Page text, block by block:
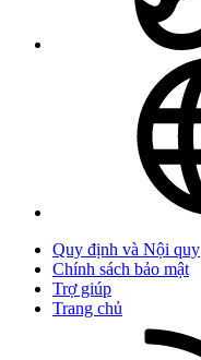
Quy định và Nội quy
Chính sách bảo mật
Trợ giúp
Trang chủ